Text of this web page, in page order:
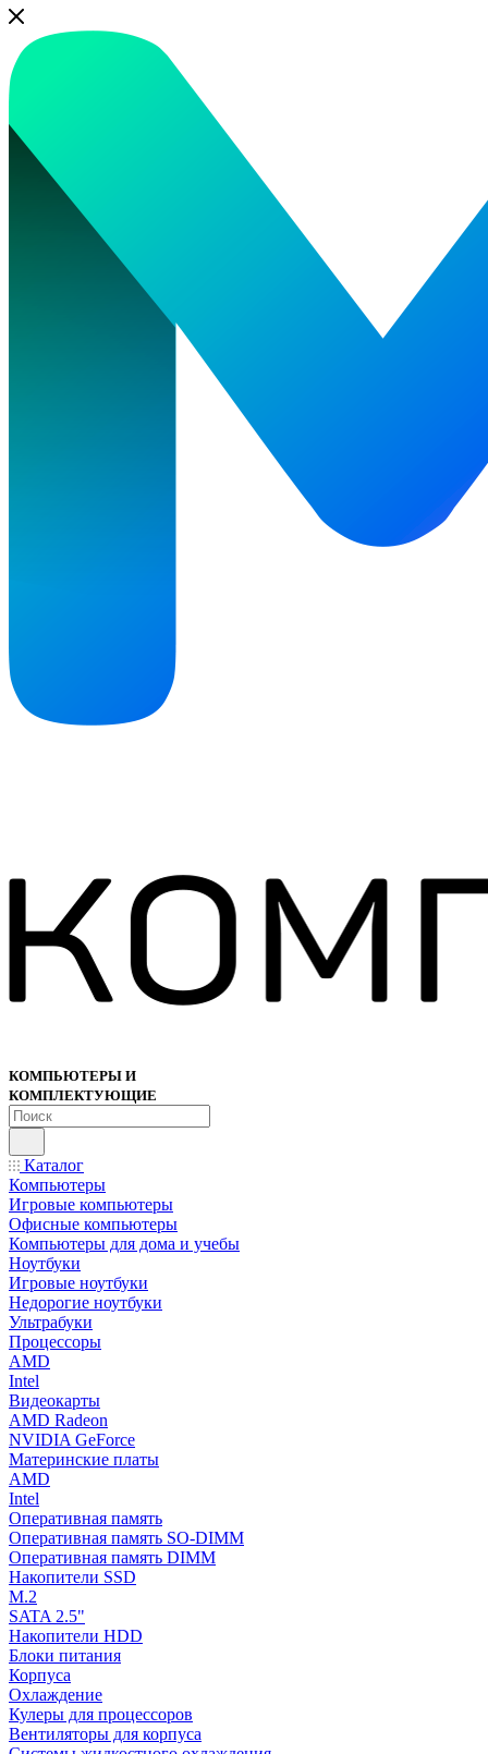
КОМПЬЮТЕРЫ И
КОМПЛЕКТУЮЩИЕ
Каталог
Компьютеры
Игровые компьютеры
Офисные компьютеры
Компьютеры для дома и учебы
Ноутбуки
Игровые ноутбуки
Недорогие ноутбуки
Ультрабуки
Процессоры
AMD
Intel
Видеокарты
AMD Radeon
NVIDIA GeForce
Материнские платы
AMD
Intel
Оперативная память
Оперативная память SO-DIMM
Оперативная память DIMM
Накопители SSD
M.2
SATA 2.5"
Накопители HDD
Блоки питания
Корпуса
Охлаждение
Кулеры для процессоров
Вентиляторы для корпуса